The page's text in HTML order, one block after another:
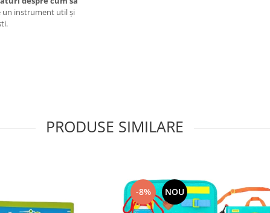
un instrument util și
PRODUSE SIMILARE
-8% NOU